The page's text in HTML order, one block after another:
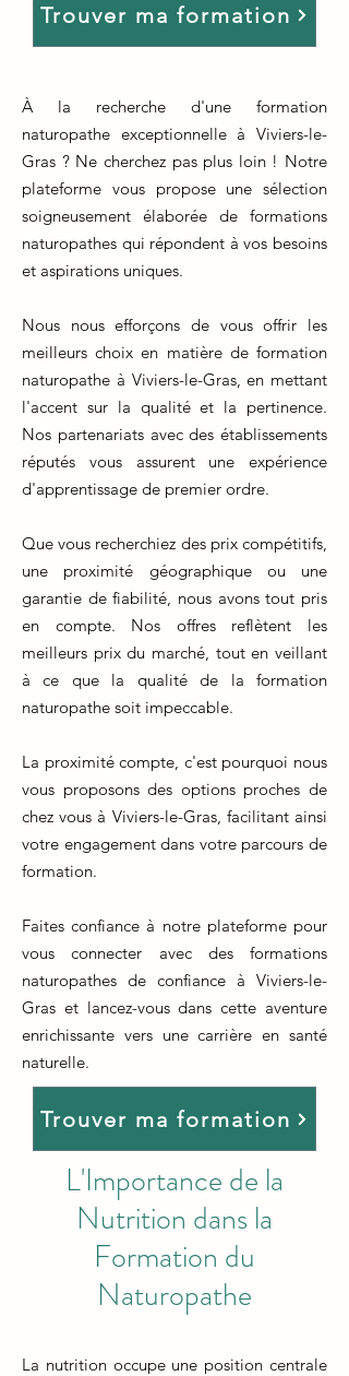
Trouver ma formation
À la recherche d'une formation
naturopathe exceptionnelle à Viviers-le-
Gras ? Ne cherchez pas plus loin ! Notre
plateforme vous propose une sélection
soigneusement élaborée de formations
naturopathes qui répondent à vos besoins
et aspirations uniques.
Nous nous efforçons de vous offrir les
meilleurs choix en matière de formation
naturopathe à Viviers-le-Gras, en mettant
l'accent sur la qualité et la pertinence.
Nos partenariats avec des établissements
réputés vous assurent une expérience
d'apprentissage de premier ordre.
Que vous recherchiez des prix compétitifs,
une proximité géographique ou une
garantie de fiabilité, nous avons tout pris
en compte. Nos offres reflètent les
meilleurs prix du marché, tout en veillant
à ce que la qualité de la formation
naturopathe soit impeccable.
La proximité compte, c'est pourquoi nous
vous proposons des options proches de
chez vous à Viviers-le-Gras, facilitant ainsi
votre engagement dans votre parcours de
formation.
Faites confiance à notre plateforme pour
vous connecter avec des formations
naturopathes de confiance à Viviers-le-
Gras et lancez-vous dans cette aventure
enrichissante vers une carrière en santé
naturelle.
Trouver ma formation
L'Importance de la
Nutrition dans la
Formation du
Naturopathe
La nutrition occupe une position centrale